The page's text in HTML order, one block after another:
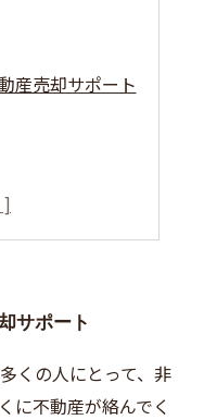
産売却サポート
サポート
くの人にとって、非
に不動産が絡んでく